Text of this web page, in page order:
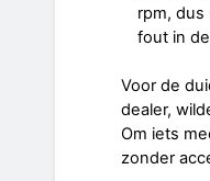
rpm, dus
fout in
Voor de
dealer,
Om iets
zonder